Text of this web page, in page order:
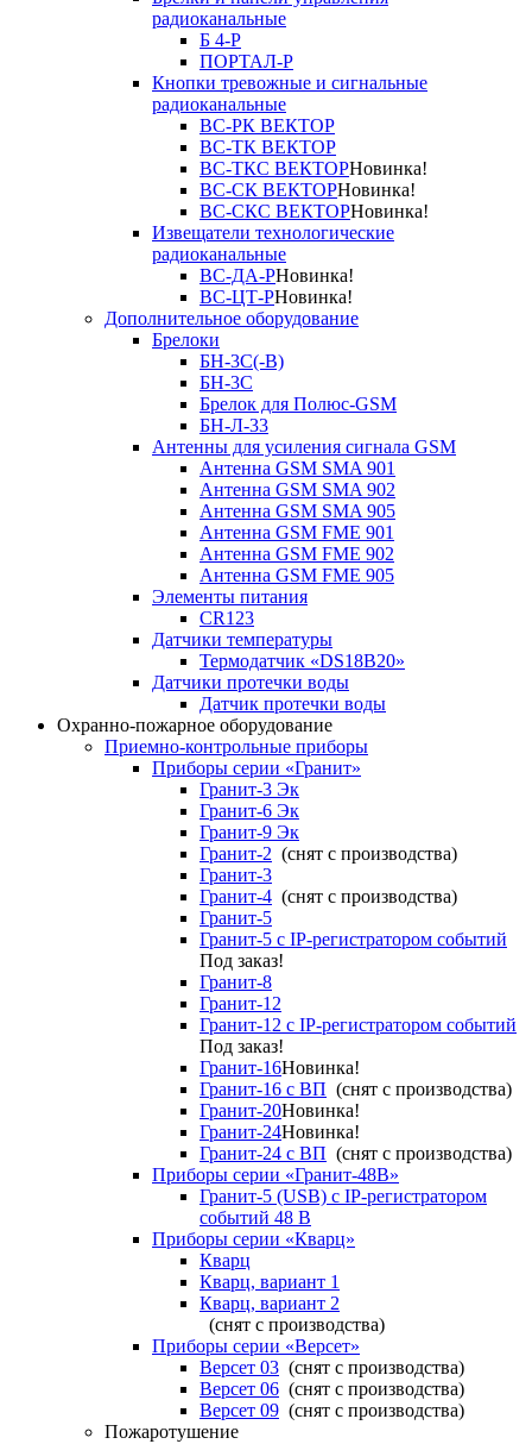
радиоканальные
Б 4-Р
ПОРТАЛ-Р
Кнопки тревожные и сигнальные
радиоканальные
ВС-РК ВЕКТОР
ВС-ТК ВЕКТОР
ВС-ТКС ВЕКТОРНовинка!
ВС-СК ВЕКТОРНовинка!
ВС-СКС ВЕКТОРНовинка!
Извещатели технологические
радиоканальные
ВС-ДА-РНовинка!
ВС-ЦТ-РНовинка!
Дополнительное оборудование
Брелоки
БН-3С(-В)
БН-3С
Брелок для Полюс-GSM
БН-Л-33
Антенны для усиления сигнала GSM
Антенна GSM SMA 901
Антенна GSM SMA 902
Антенна GSM SMA 905
Антенна GSM FME 901
Антенна GSM FME 902
Антенна GSM FME 905
Элементы питания
CR123
Датчики температуры
Термодатчик «DS18B20»
Датчики протечки воды
Датчик протечки воды
Охранно-пожарное оборудование
Приемно-контрольные приборы
Приборы серии «Гранит»
Гранит-3 Эк
Гранит-6 Эк
Гранит-9 Эк
Гранит-2 (снят с производства)
Гранит-3
Гранит-4 (снят с производства)
Гранит-5
Гранит-5 с IP-регистратором событий
Под заказ!
Гранит-8
Гранит-12
Гранит-12 с IP-регистратором событий
Под заказ!
Гранит-16Новинка!
Гранит-16 с ВП (снят с производства)
Гранит-20Новинка!
Гранит-24Новинка!
Гранит-24 с ВП (снят с производства)
Приборы серии «Гранит-48В»
Гранит-5 (USB) c IP-регистратором
событий 48 В
Приборы серии «Кварц»
Кварц
Кварц, вариант 1
Кварц, вариант 2
(снят с производства)
Приборы серии «Версет»
Версет 03 (снят с производства)
Версет 06 (снят с производства)
Версет 09 (снят с производства)
Пожаротушение